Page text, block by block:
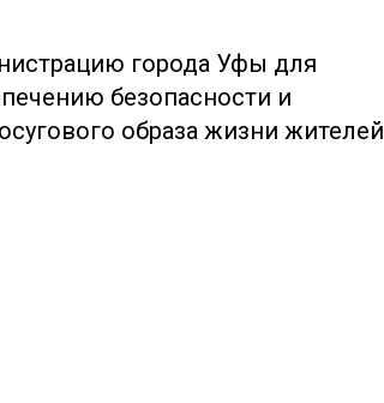
города Уфы для
безопасности и
образа жизни жителей